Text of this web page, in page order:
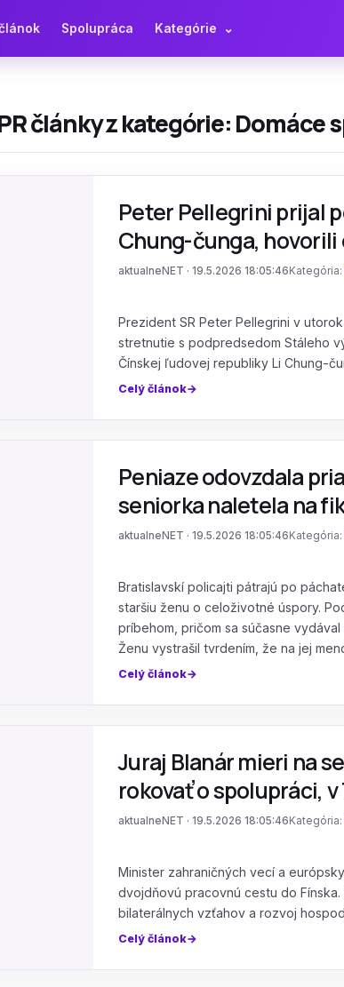
Spolupráca Kategórie ⌄
články z kategórie: Domáce
Peter Pellegrini prijal
Chung-čunga,
aktualneNET · 19.5.2026 18:05:46 Kategória:
Prezident SR Peter Pellegrini v
stretnutie s podpredsedom Stáleho
Čínskej ľudovej republiky Li Chung-
Celý článok
Peniaze odovzdala
seniorka naletela na
aktualneNET · 19.5.2026 18:05:46 Kategória:
Bratislavskí policajti pátrajú po
staršiu ženu o celoživotné úspory.
príbehom, pričom sa súčasne
Ženu vystrašil tvrdením, že na jej
Celý článok
Juraj Blanár mieri na
rokovať o spolupráci,
aktualneNET · 19.5.2026 18:05:46 Kategória:
Minister zahraničných vecí a
dvojdňovú pracovnú cestu do
bilaterálnych vzťahov a rozvoj
Celý článok